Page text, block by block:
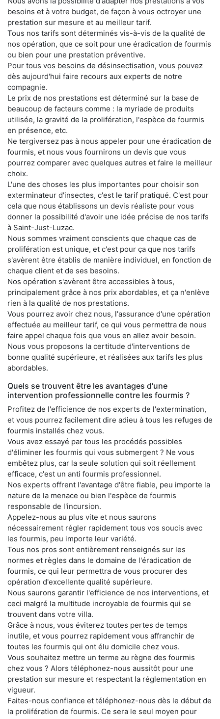
besoins et à votre budget, de façon à vous octroyer une
prestation sur mesure et au meilleur tarif.
Tous nos tarifs sont déterminés vis-à-vis de la qualité de
nos opération, que ce soit pour une éradication de fourmis
ou bien pour une prestation préventive.
Pour tous vos besoins de désinsectisation, vous pouvez
dès aujourd'hui faire recours aux experts de notre
compagnie.
Le prix de nos prestations est déterminé sur la base de
beaucoup de facteurs comme : la myriade de produits
utilisée, la gravité de la prolifération, l'espèce de fourmis
en présence, etc.
Ne tergiversez pas à nous appeler pour une éradication de
fourmis, et nous vous fournirons un devis que vous
pourrez comparer avec quelques autres et faire le meilleur
choix.
L'une des choses les plus importantes pour choisir son
exterminateur d'insectes, c'est le tarif pratiqué. C'est pour
cela que nous établissons un devis réaliste pour vous
donner la possibilité d'avoir une idée précise de nos tarifs
à Saint-Just-Luzac.
Nous sommes vraiment conscients que chaque cas de
prolifération est unique, et c'est pour ça que nos tarifs
s'avèrent être établis de manière individuel, en fonction de
chaque client et de ses besoins.
Nos opération s'avèrent être accessibles à tous,
principalement grâce à nos prix abordables, et ça n'enlève
rien à la qualité de nos prestations.
Vous pourrez avoir chez nous, l'assurance d'une opération
effectuée au meilleur tarif, ce qui vous permettra de nous
faire appel chaque fois que vous en allez avoir besoin.
Nous vous proposons la certitude d'interventions de
bonne qualité supérieure, et réalisées aux tarifs les plus
abordables.
Quels se trouvent être les avantages d'une
intervention professionnelle contre les fourmis ?
Profitez de l'efficience de nos experts de l'extermination,
et vous pourrez facilement dire adieu à tous les refuges de
fourmis installés chez vous.
Vous avez essayé par tous les procédés possibles
d'éliminer les fourmis qui vous submergent ? Ne vous
embêtez plus, car la seule solution qui soit réellement
efficace, c'est un anti fourmis professionnel.
Nos experts offrent l'avantage d'être fiable, peu importe la
nature de la menace ou bien l'espèce de fourmis
responsable de l'incursion.
Appelez-nous au plus vite et nous saurons
nécessairement régler rapidement tous vos soucis avec
les fourmis, peu importe leur variété.
Tous nos pros sont entièrement renseignés sur les
normes et règles dans le domaine de l'éradication de
fourmis, ce qui leur permettra de vous procurer des
opération d'excellente qualité supérieure.
Nous saurons garantir l'efficience de nos interventions, et
ceci malgré la multitude incroyable de fourmis qui se
trouvent dans votre villa.
Grâce à nous, vous éviterez toutes pertes de temps
inutile, et vous pourrez rapidement vous affranchir de
toutes les fourmis qui ont élu domicile chez vous.
Vous souhaitez mettre un terme au règne des fourmis
chez vous ? Alors téléphonez-nous aussitôt pour une
prestation sur mesure et respectant la réglementation en
vigueur.
Faites-nous confiance et téléphonez-nous dès le début de
la prolifération de fourmis. Ce sera le seul moyen pour